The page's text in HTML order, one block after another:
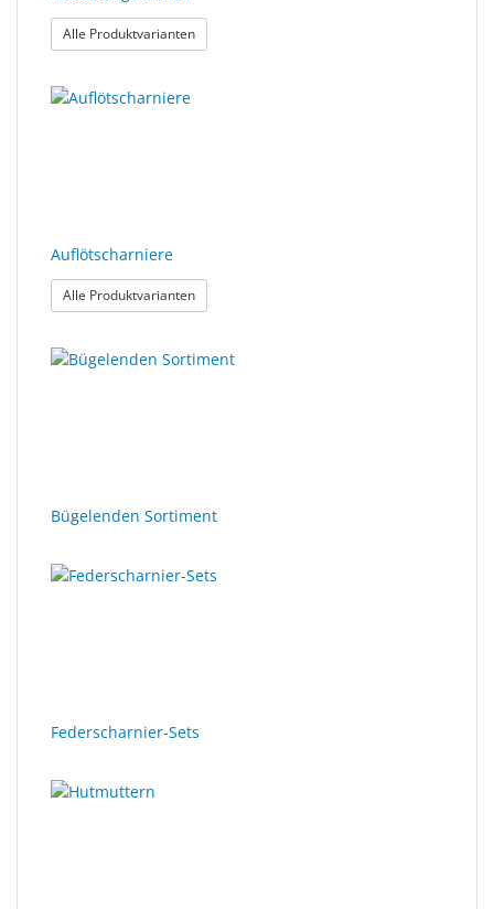
Alle Produktvarianten: Acetat Bügelenden
Auflötscharniere
Alle Produktvarianten: Auflötscharniere
Bügelenden Sortiment
Federscharnier-Sets